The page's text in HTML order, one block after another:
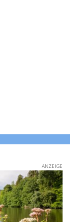
ANZEIGE